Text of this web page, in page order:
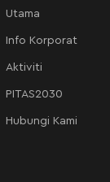
Utama
Info Korporat
Aktiviti
PITAS2030
Hubungi Kami